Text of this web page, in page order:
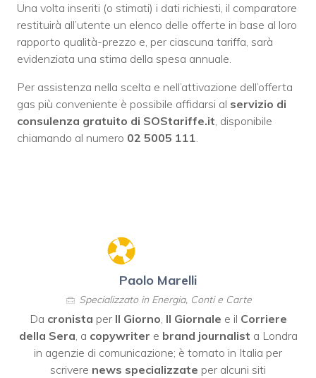
Una volta inseriti (o stimati) i dati richiesti, il comparatore
restituirà all’utente un elenco delle offerte in base al loro
rapporto qualità-prezzo e, per ciascuna tariffa, sarà
evidenziata una stima della spesa annuale.
Per assistenza nella scelta e nell’attivazione dell’offerta
gas più conveniente è possibile affidarsi al servizio di
consulenza gratuito di SOStariffe.it, disponibile
chiamando al numero 02 5005 111.
Paolo Marelli
Specializzato in Energia, Conti e Carte
Da cronista per Il Giorno, Il Giornale e il Corriere
della Sera, a copywriter e brand journalist a Londra
in agenzie di comunicazione; è tornato in Italia per
scrivere news specializzate per alcuni siti